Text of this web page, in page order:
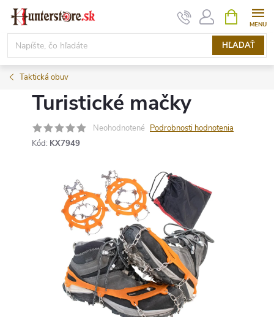
Prejsť
obsah
HĽADAŤ
KOŠÍK
Taktická obuv
Turistické mačky
Neohodnotené Podrobnosti hodnotenia
Kód: KX7949